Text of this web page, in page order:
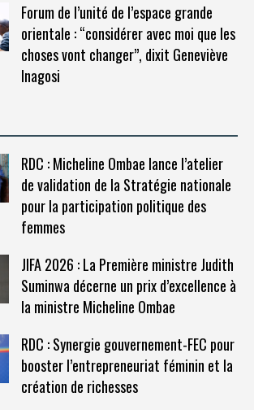
Forum de l’unité de l’espace grande
orientale : “considérer avec moi que les
choses vont changer”, dixit Geneviève
Inagosi
RDC : Micheline Ombae lance l’atelier
de validation de la Stratégie nationale
pour la participation politique des
femmes
JIFA 2026 : La Première ministre Judith
Suminwa décerne un prix d’excellence à
la ministre Micheline Ombae
RDC : Synergie gouvernement-FEC pour
booster l’entrepreneuriat féminin et la
création de richesses